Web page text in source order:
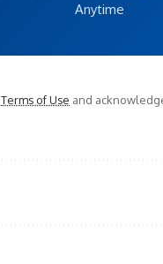
Anytime
Terms of Use and